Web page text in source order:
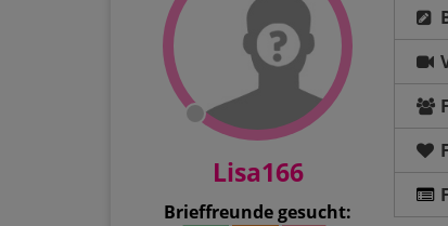
Lisa166
Brieffreunde gesucht: